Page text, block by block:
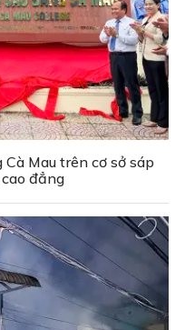
Mau trên cơ sở sáp
đẳng